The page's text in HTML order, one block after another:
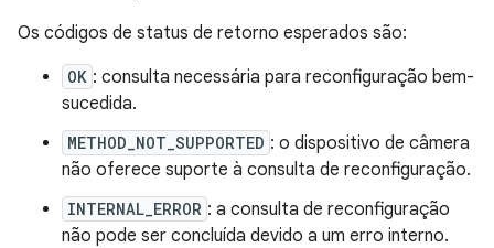
Os códigos de status de retorno esperados são:
OK : consulta necessária para reconfiguração bem-
sucedida.
METHOD_NOT_SUPPORTED : o dispositivo de câmera
não oferece suporte à consulta de reconfiguração.
INTERNAL_ERROR : a consulta de reconfiguração
não pode ser concluída devido a um erro interno.